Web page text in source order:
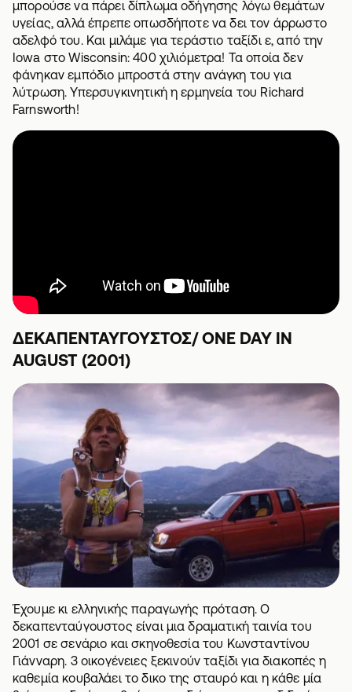
μπορούσε να πάρει δίπλωμα οδήγησης λόγω θεμάτων
υγείας, αλλά έπρεπε οπωσδήποτε να δει τον άρρωστο
αδελφό του. Και μιλάμε για τεράστιο ταξίδι ε, από την
Iowa στο Wisconsin: 400 χιλιόμετρα! Τα οποία δεν
φάνηκαν εμπόδιο μπροστά στην ανάγκη του για
λύτρωση. Υπερσυγκινητική η ερμηνεία του Richard
Farnsworth!
ΔΕΚΑΠΕΝΤΑΥΓΟΥΣΤΟΣ/ ΟNE DAY IN
AUGUST (2001)
Έχουμε κι ελληνικής παραγωγής πρόταση. Ο
δεκαπενταύγουστος είναι μια δραματική ταινία του
2001 σε σενάριο και σκηνοθεσία του Κωνσταντίνου
Γιάνναρη. 3 οικογένειες ξεκινούν ταξίδι για διακοπές η
καθεμία κουβαλάει το δικο της σταυρό και η κάθε μία